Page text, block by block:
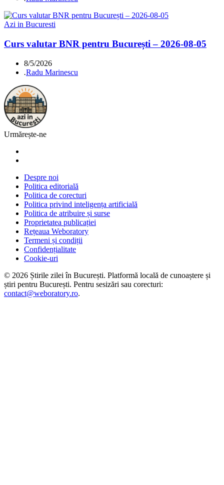
Azi in Bucuresti
Curs valutar BNR pentru București – 2026-08-05
8/5/2026
.Radu Marinescu
Urmărește-ne
Despre noi
Politica editorială
Politica de corecturi
Politica privind inteligența artificială
Politica de atribuire și surse
Proprietatea publicației
Rețeaua Weboratory
Termeni și condiții
Confidențialitate
Cookie-uri
© 2026 Știrile zilei în București. Platformă locală de cunoaștere și
știri pentru București. Pentru sesizări sau corecturi:
contact@weboratory.ro.